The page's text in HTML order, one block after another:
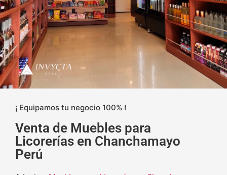
¡ Equipamos tu negocio 100% !
Venta de Muebles para
Licorerías en Chanchamayo
Perú